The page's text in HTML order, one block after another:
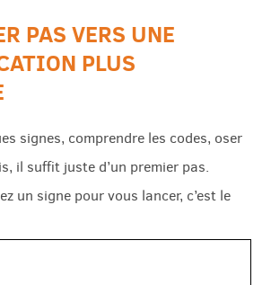
PAS VERS UNE
PLUS
signes, comprendre les codes, oser
il suffit juste d’un premier pas.
un signe pour vous lancer, c’est le